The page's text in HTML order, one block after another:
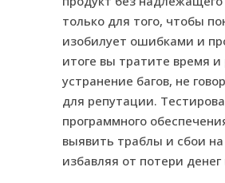
только для того, чтобы
изобилует ошибками и
итоге вы тратите время и
устранение багов, не
для репутации.
программного
выявить траблы и сбои
избавляя от потери